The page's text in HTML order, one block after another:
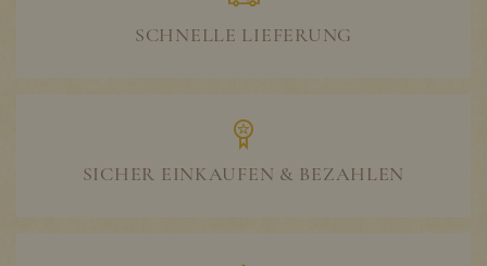
SCHNELLE LIEFERUNG
SICHER EINKAUFEN & BEZAHLEN